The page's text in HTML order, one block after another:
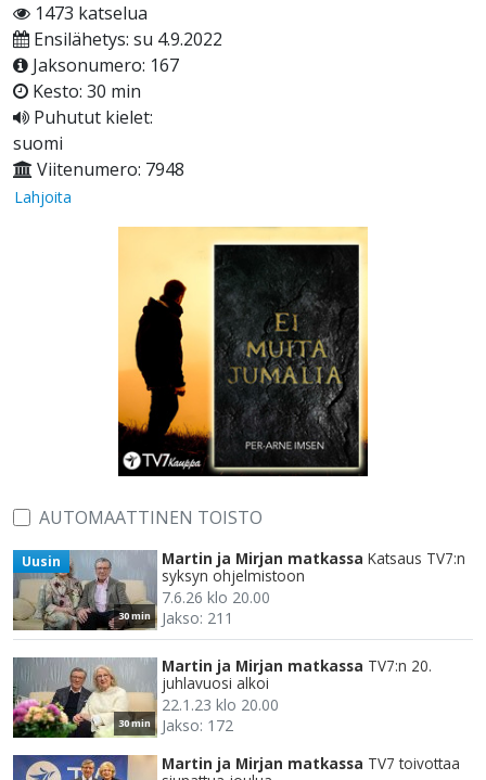
1473 katselua
Ensilähetys: su 4.9.2022
Jaksonumero: 167
Kesto: 30 min
Puhutut kielet:
suomi
Viitenumero: 7948
Lahjoita
AUTOMAATTINEN TOISTO
30 min
Uusin Martin ja Mirjan matkassa Katsaus TV7:n
syksyn ohjelmistoon
7.6.26 klo 20.00
Jakso: 211
30 min
Martin ja Mirjan matkassa TV7:n 20.
juhlavuosi alkoi
22.1.23 klo 20.00
Jakso: 172
Martin ja Mirjan matkassa TV7 toivottaa